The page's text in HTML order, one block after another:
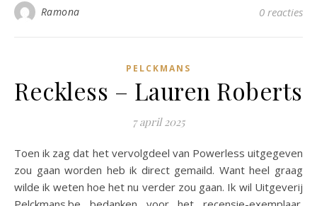
Ramona 0 reacties
PELCKMANS
Reckless – Lauren Roberts
7 april 2025
Toen ik zag dat het vervolgdeel van Powerless uitgegeven
zou gaan worden heb ik direct gemaild. Want heel graag
wilde ik weten hoe het nu verder zou gaan. Ik wil Uitgeverij